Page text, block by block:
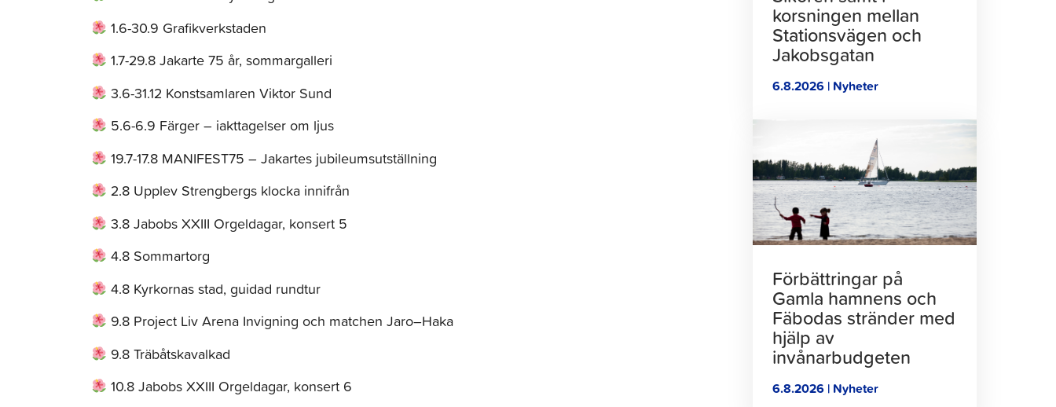
1.6-30.9 Grafikverkstaden
1.7-29.8 Jakarte 75 år, sommargalleri
3.6-31.12 Konstsamlaren Viktor Sund
5.6-6.9 Färger – iakttagelser om ljus
19.7-17.8 MANIFEST75 – Jakartes jubileumsutställning
2.8 Upplev Strengbergs klocka innifrån
3.8 Jabobs XXIII Orgeldagar, konsert 5
4.8 Sommartorg
4.8 Kyrkornas stad, guidad rundtur
9.8 Project Liv Arena Invigning och matchen Jaro–Haka
9.8 Träbåtskavalkad
10.8 Jabobs XXIII Orgeldagar, konsert 6
korsningen mellan
Stationsvägen och
Jakobsgatan
6.8.2026 | Nyheter
att
läsa
artikeln
Förbättringar på
Gamla hamnens och
Fäbodas stränder med
hjälp av
invånarbudgeten
6.8.2026 | Nyheter